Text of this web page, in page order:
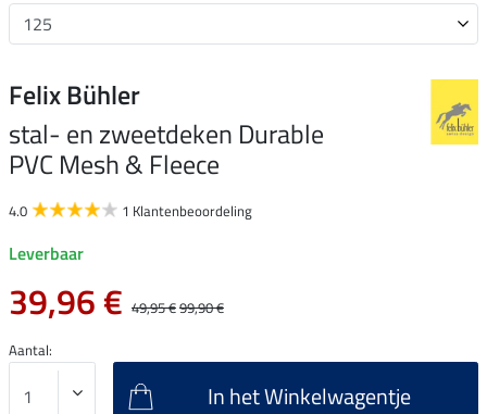
Felix Bühler
stal- en zweetdeken Durable
PVC Mesh & Fleece
4.0 1 Klantenbeoordeling
Leverbaar
39,96 € 49,95 €99,90 €
Aantal:
In het Winkelwagentje